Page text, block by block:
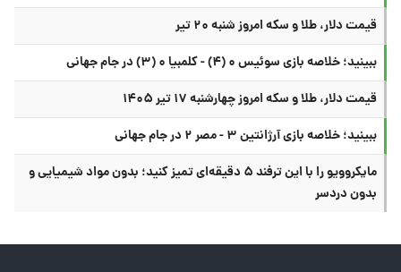
قیمت دلار، طلا و سکه امروز شنبه ۲۰ تیر
ببینید؛ خلاصه بازی سوئیس ۰ (۴) - کلمبیا ۰ (۳) در جام جهانی
قیمت دلار، طلا و سکه امروز چهارشنبه ۱۷ تیر ۱۴۰۵
ببینید؛ خلاصه بازی آرژانتین ۳ - مصر ۲ در جام جهانی
مایکروویو را با این ترفند ۵ دقیقه‌ای تمیز کنید؛ بدون مواد شیمیایی و
بدون دردسر